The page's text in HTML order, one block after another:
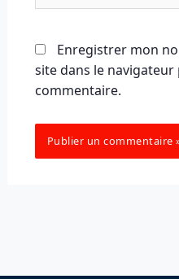
Enregistrer mon
site dans le
commentaire.